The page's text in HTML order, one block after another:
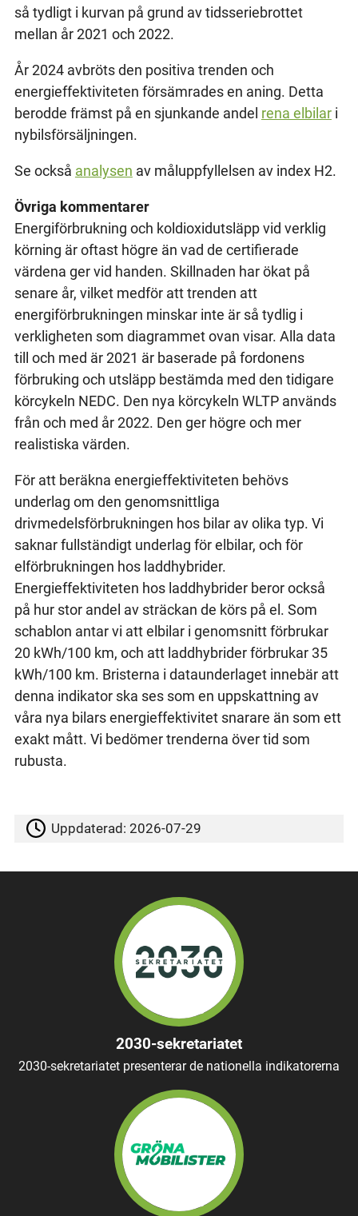
så tydligt i kurvan på grund av tidsseriebrottet
mellan år 2021 och 2022.
År 2024 avbröts den positiva trenden och
energieffektiviteten försämrades en aning. Detta
berodde främst på en sjunkande andel rena elbilari
nybilsförsäljningen.
Se också analysen av måluppfyllelsen av index H2.
Övriga kommentarer
Energiförbrukning och koldioxidutsläpp vid verklig
körning är oftast högre än vad de certifierade
värdena ger vid handen. Skillnaden har ökat på
senare år, vilket medför att trenden att
energiförbrukningen minskar inte är så tydlig i
verkligheten som diagrammet ovan visar. Alla data
till och med är 2021 är baserade på fordonens
förbruking och utsläpp bestämda med den tidigare
körcykeln NEDC. Den nya körcykeln WLTP används
från och med år 2022. Den ger högre och mer
realistiska värden.
För att beräkna energieffektiviteten behövs
underlag om den genomsnittliga
drivmedelsförbrukningen hos bilar av olika typ. Vi
saknar fullständigt underlag för elbilar, och för
elförbrukningen hos laddhybrider.
Energieffektiviteten hos laddhybrider beror också
på hur stor andel av sträckan de körs på el. Som
schablon antar vi att elbilar i genomsnitt förbrukar
20 kWh/100 km, och att laddhybrider förbrukar 35
kWh/100 km. Bristerna i dataunderlaget innebär att
denna indikator ska ses som en uppskattning av
våra nya bilars energieffektivitet snarare än som ett
exakt mått. Vi bedömer trenderna över tid som
rubusta.
Uppdaterad:2026-07-29
2030-sekretariatet
2030-sekretariatet presenterar de nationella indikatorerna